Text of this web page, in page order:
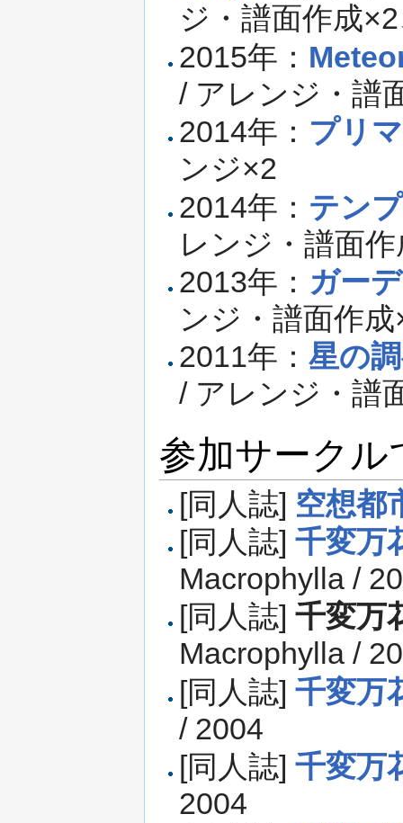
ジ・譜面作成
2015年：
/ アレンジ・譜
2014年： プリ
ンジ×2
2014年： テン
レンジ・譜面
2013年： ガー
ンジ・譜面作
2011年：星の
/ アレンジ・譜
参加サークル
[同人誌] 空想都
[同人誌]千変万
Macrophylla /
[同人誌]千変万
Macrophylla /
[同人誌]千変万
/ 2004
[同人誌]千変万
2004